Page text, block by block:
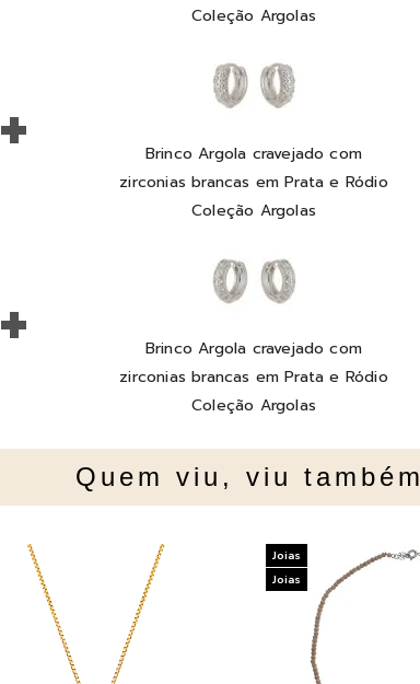
Coleção Argolas
+
Brinco Argola cravejado com
zirconias brancas em Prata e Ródio
Coleção Argolas
+
Brinco Argola cravejado com
zirconias brancas em Prata e Ródio
Coleção Argolas
Quem viu, viu também
Joias
Joias